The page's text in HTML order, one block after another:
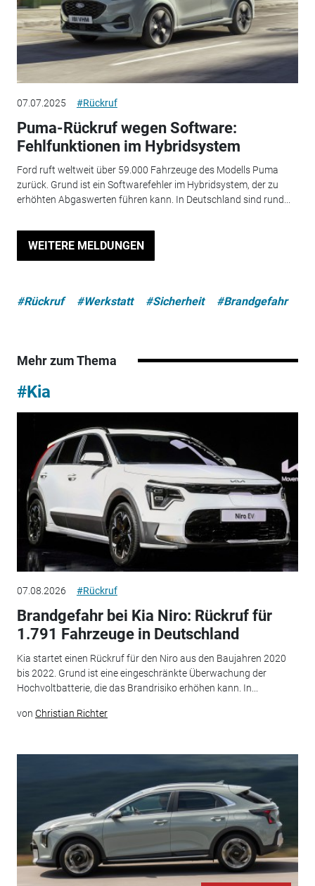
07.07.2025 #Rückruf
Puma-Rückruf wegen Software:
Fehlfunktionen im Hybridsystem
Ford ruft weltweit über 59.000 Fahrzeuge des Modells Puma
zurück. Grund ist ein Softwarefehler im Hybridsystem, der zu
erhöhten Abgaswerten führen kann. In Deutschland sind rund...
WEITERE MELDUNGEN
#Rückruf #Werkstatt #Sicherheit #Brandgefahr
Mehr zum Thema
#Kia
07.08.2026 #Rückruf
Brandgefahr bei Kia Niro: Rückruf für
1.791 Fahrzeuge in Deutschland
Kia startet einen Rückruf für den Niro aus den Baujahren 2020
bis 2022. Grund ist eine eingeschränkte Überwachung der
Hochvoltbatterie, die das Brandrisiko erhöhen kann. In...
von Christian Richter